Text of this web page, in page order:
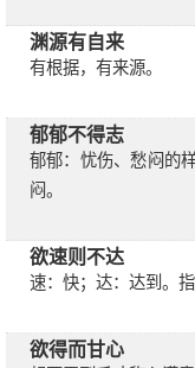
渊源有自来
有根据，有来源。
郁郁不得志
郁郁：忧伤、愁闷的
闷。
欲速则不达
速：快；达：达到。
欲得而甘心